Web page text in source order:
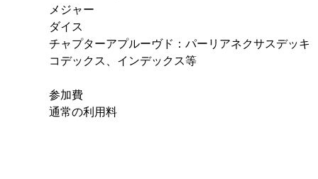
メジャー
ダイス
チャプターアプルーヴド：パーリアネクサスデッキ
コデックス、インデックス等
参加費
通常の利用料